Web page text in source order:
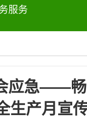
服务
会应急——
生产月宣